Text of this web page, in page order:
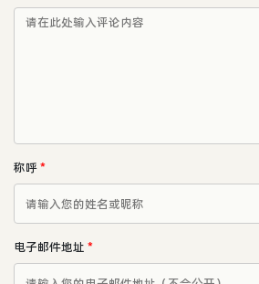
称呼*
电子邮件地址 *